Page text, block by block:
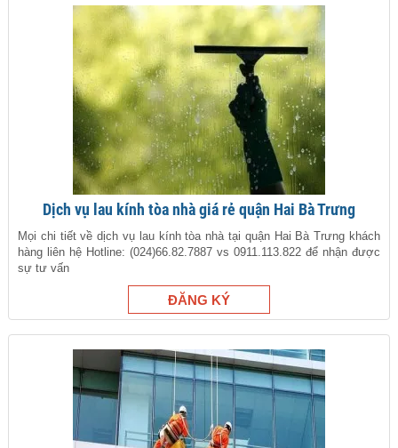
Dịch vụ lau kính tòa nhà giá rẻ quận Hai Bà Trưng
Mọi chi tiết về dịch vụ lau kính tòa nhà tại quận Hai Bà Trưng khách
hàng liên hệ Hotline: (024)66.82.7887 vs 0911.113.822 để nhận được
sự tư vấn